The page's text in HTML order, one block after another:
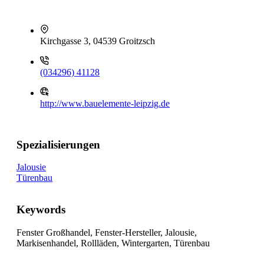
Kirchgasse 3, 04539 Groitzsch
(034296) 41128
http://www.bauelemente-leipzig.de
Spezialisierungen
Jalousie
Türenbau
Keywords
Fenster Großhandel, Fenster-Hersteller, Jalousie,
Markisenhandel, Rollläden, Wintergarten, Türenbau